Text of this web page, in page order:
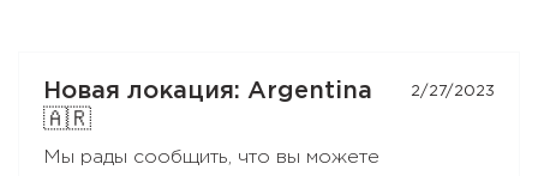
Через некоторое время, она будет
реализована и в приложениях для Windows и
macOS.
Новая локация: Argentina
🇦🇷
2/27/2023
Мы рады сообщить, что вы можете